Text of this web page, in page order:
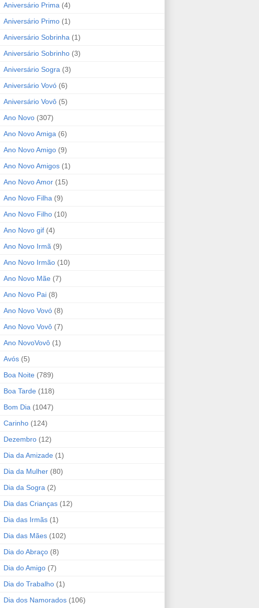
Aniversário Prima (4)
Aniversário Primo (1)
Aniversário Sobrinha (1)
Aniversário Sobrinho (3)
Aniversário Sogra (3)
Aniversário Vovó (6)
Aniversário Vovô (5)
Ano Novo (307)
Ano Novo Amiga (6)
Ano Novo Amigo (9)
Ano Novo Amigos (1)
Ano Novo Amor (15)
Ano Novo Filha (9)
Ano Novo Filho (10)
Ano Novo gif (4)
Ano Novo Irmã (9)
Ano Novo Irmão (10)
Ano Novo Mãe (7)
Ano Novo Pai (8)
Ano Novo Vovó (8)
Ano Novo Vovô (7)
Ano NovoVovô (1)
Avós (5)
Boa Noite (789)
Boa Tarde (118)
Bom Dia (1047)
Carinho (124)
Dezembro (12)
Dia da Amizade (1)
Dia da Mulher (80)
Dia da Sogra (2)
Dia das Crianças (12)
Dia das Irmãs (1)
Dia das Mães (102)
Dia do Abraço (8)
Dia do Amigo (7)
Dia do Trabalho (1)
Dia dos Namorados (106)